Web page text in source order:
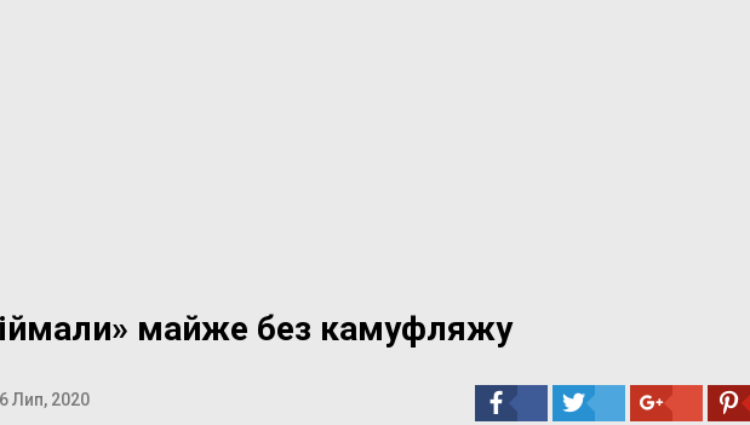
майже без камуфляжу
Лип, 2020